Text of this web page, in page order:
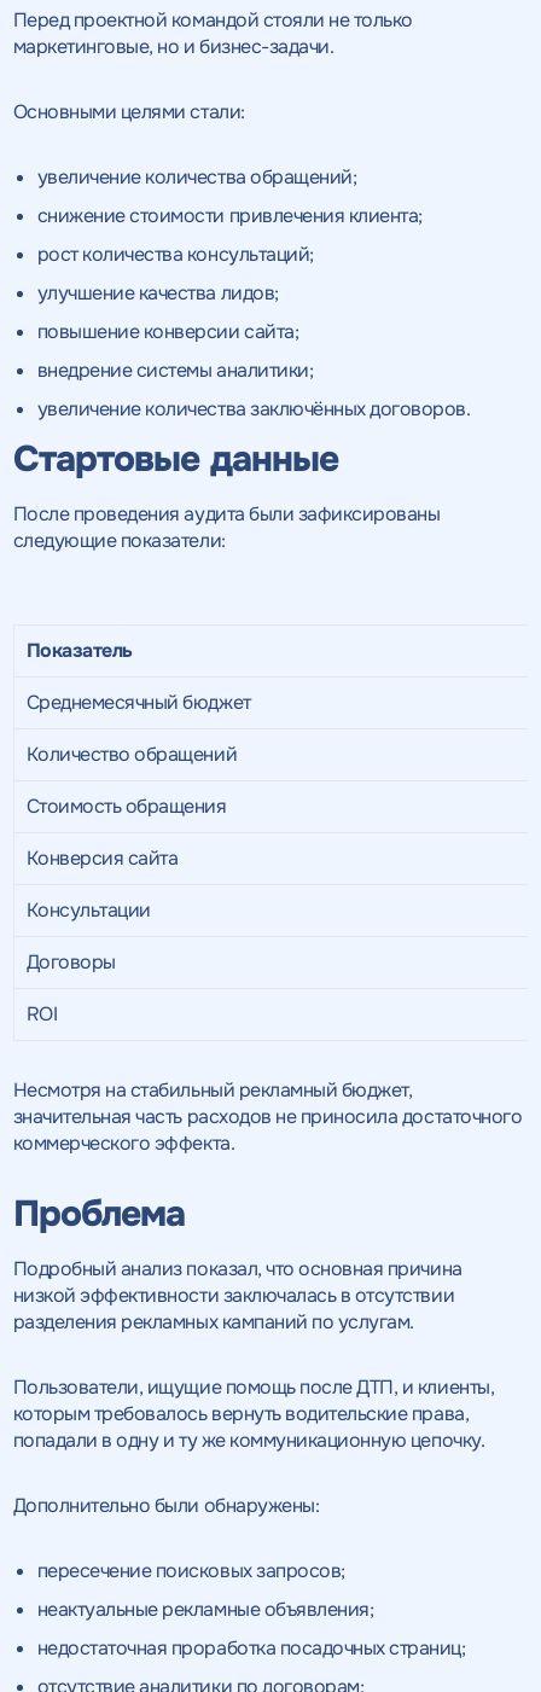
Перед проектной командой стояли не только
маркетинговые, но и бизнес-задачи.
Основными целями стали:
увеличение количества обращений;
снижение стоимости привлечения клиента;
рост количества консультаций;
улучшение качества лидов;
повышение конверсии сайта;
внедрение системы аналитики;
увеличение количества заключённых договоров.
Стартовые данные
После проведения аудита были зафиксированы
следующие показатели:
Показатель
Среднемесячный бюджет
Количество обращений
Стоимость обращения
Конверсия сайта
Консультации
Договоры
ROI
Несмотря на стабильный рекламный бюджет,
значительная часть расходов не приносила достаточного
коммерческого эффекта.
Проблема
Подробный анализ показал, что основная причина
низкой эффективности заключалась в отсутствии
разделения рекламных кампаний по услугам.
Пользователи, ищущие помощь после ДТП, и клиенты,
которым требовалось вернуть водительские права,
попадали в одну и ту же коммуникационную цепочку.
Дополнительно были обнаружены:
пересечение поисковых запросов;
неактуальные рекламные объявления;
недостаточная проработка посадочных страниц;